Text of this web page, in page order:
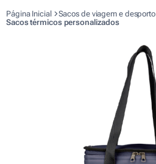
Página Inicial
Sacos de viagem e desporto
Sacos térmicos personalizados